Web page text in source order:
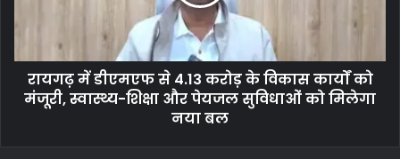
रायगढ़ में डीएमएफ से 4.13 करोड़ के विकास कार्यों को
मंजूरी, स्वास्थ्य-शिक्षा और पेयजल सुविधाओं को मिलेगा
नया बल